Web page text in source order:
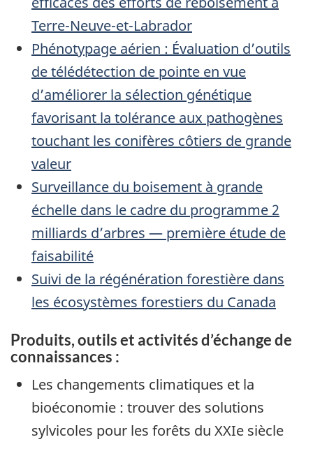
Terre-Neuve-et-Labrador
Phénotypage aérien : Évaluation d’outils
de télédétection de pointe en vue
d’améliorer la sélection génétique
favorisant la tolérance aux pathogènes
touchant les conifères côtiers de grande
valeur
Surveillance du boisement à grande
échelle dans le cadre du programme 2
milliards d’arbres — première étude de
faisabilité
Suivi de la régénération forestière dans
les écosystèmes forestiers du Canada
Produits, outils et activités d’échange de
connaissances :
Les changements climatiques et la
bioéconomie : trouver des solutions
sylvicoles pour les forêts du XXIe siècle